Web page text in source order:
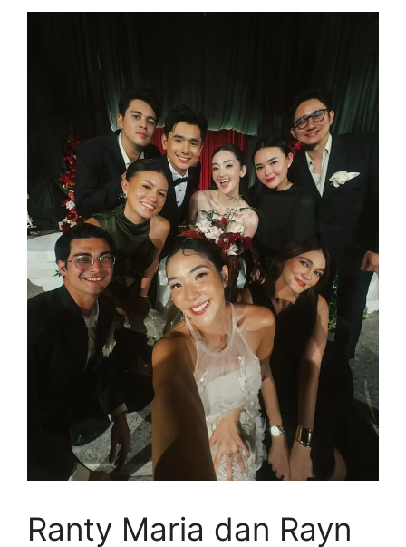
Ranty Maria dan Rayn